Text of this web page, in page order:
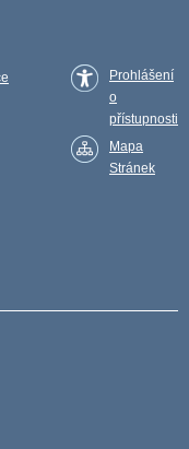
Prohlášení
o
přístupnosti
Mapa
Stránek